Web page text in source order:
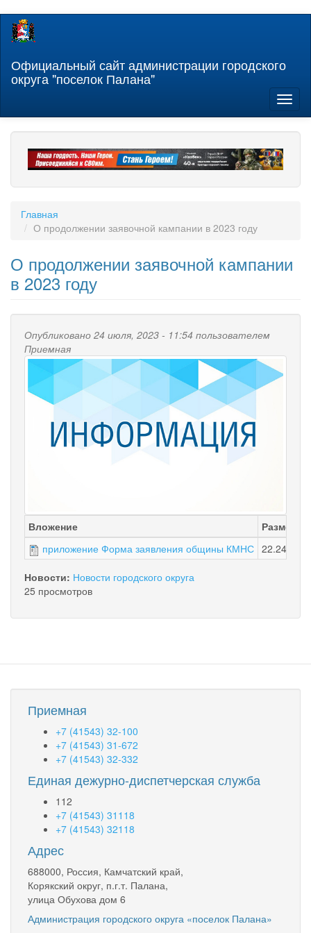
Перейти
содержанию
Официальный сайт администрации городского
округа "поселок Палана"
Главная
О продолжении заявочной кампании в 2023 году
О продолжении заявочной кампании
в 2023 году
Опубликовано 24 июля, 2023 - 11:54 пользователем
Приемная
Вложение
Размер
приложение Форма заявления общины КМНС 22.24 КБ
Новости: Новости городского округа
25 просмотров
Приемная
+7 (41543) 32-100
+7 (41543) 31-672
+7 (41543) 32-332
Единая дежурно-диспетчерская служба
112
+7 (41543) 31118
+7 (41543) 32118
Адрес
688000, Россия, Камчатский край,
Корякский округ, п.г.т. Палана,
улица Обухова дом 6
Администрация городского округа «поселок Палана»